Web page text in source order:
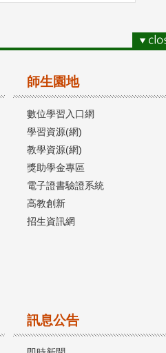
師生園地
數位學習入口網
學習資源(網)
教學資源(網)
獎助學金專區
電子證書驗證系統
高教創新
招生資訊網
訊息公告